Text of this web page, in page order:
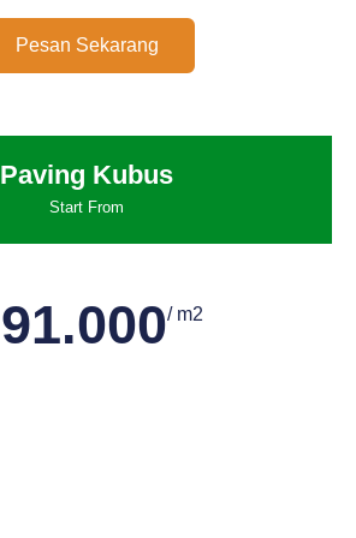
Pesan Sekarang
Paving Kubus
Start From
91.000/ m2